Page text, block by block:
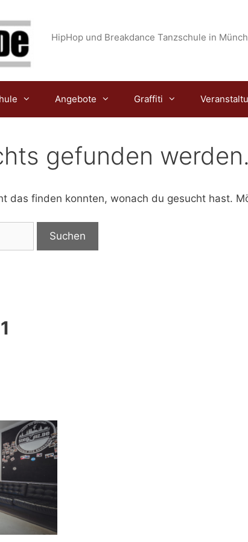
HipHop und Breakdance Tanzschule in
Angebote Graffiti
gefunden werden.
das finden konnten, wonach du gesucht hast.